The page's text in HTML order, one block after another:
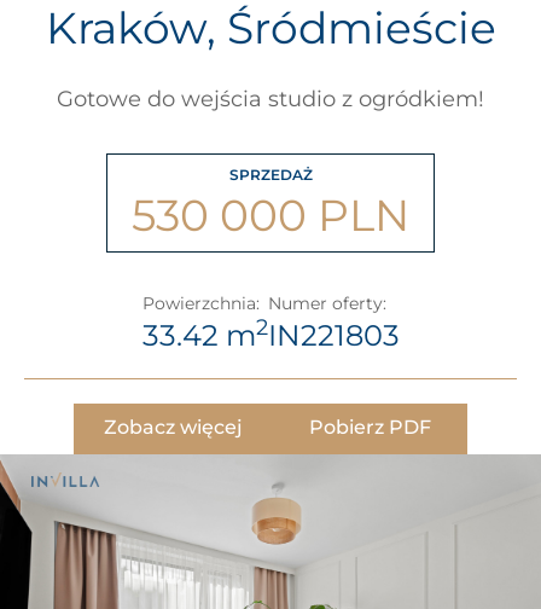
Kraków, Śródmieście
Gotowe do wejścia studio z ogródkiem!
SPRZEDAŻ
530 000 PLN
Powierzchnia:
33.42 m2
Numer oferty:
IN221803
Zobacz więcej Pobierz PDF